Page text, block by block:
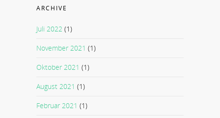
ARCHIVE
Juli 2022 (1)
November 2021 (1)
Oktober 2021 (1)
August 2021 (1)
Februar 2021 (1)